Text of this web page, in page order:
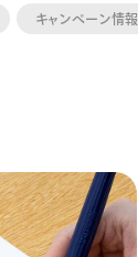
キャンペーン情報